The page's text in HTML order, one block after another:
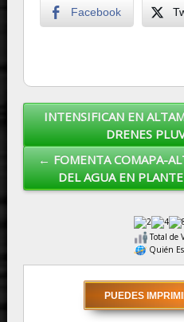
Facebook
Post navigation
INTENSIFICAN EN
DRENES
← FOMENTA COMAPA-
DEL AGUA EN
Total de
Quién